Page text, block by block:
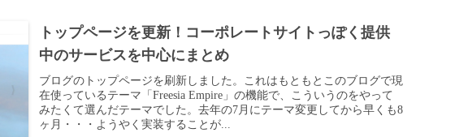
トップページを更新！コーポレートサイトっぽく提供
中のサービスを中心にまとめ
ブログのトップページを刷新しました。これはもともとこのブログで現
在使っているテーマ「Freesia Empire」の機能で、こういうのをやって
みたくて選んだテーマでした。去年の7月にテーマ変更してから早くも8
ヶ月・・・ようやく実装することが...